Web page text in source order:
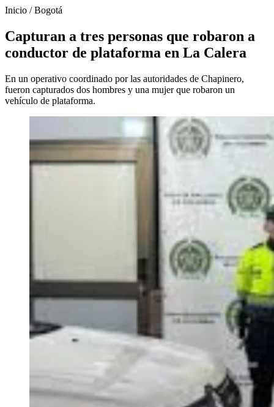
Inicio /Bogotá
Capturan a tres personas que robaron a
conductor de plataforma en La Calera
En un operativo coordinado por las autoridades de Chapinero,
fueron capturados dos hombres y una mujer que robaron un
vehículo de plataforma.